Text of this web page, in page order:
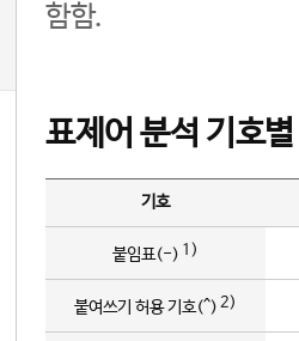
함함.
표제어 분석 기호
기호
붙임표(-) 1)
붙여쓰기 허용 기호(^) 2)